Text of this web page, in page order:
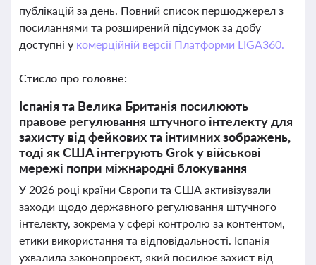
публікацій за день. Повний список першоджерел з
посиланнями та розширений підсумок за добу
доступні у комерційній версії Платформи LIGA360.
Стисло про головне:
Іспанія та Велика Британія посилюють
правове регулювання штучного інтелекту для
захисту від фейкових та інтимних зображень,
тоді як США інтегрують Grok у військові
мережі попри міжнародні блокування
У 2026 році країни Європи та США активізували
заходи щодо державного регулювання штучного
інтелекту, зокрема у сфері контролю за контентом,
етики використання та відповідальності. Іспанія
ухвалила законопроєкт, який посилює захист від